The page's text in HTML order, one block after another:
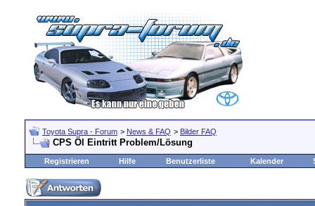
Toyota Supra - Forum > News & FAQ > Bilder FAQ
CPS Öl Eintritt Problem/Lösung
Registrieren Hilfe Benutzerliste Kalender